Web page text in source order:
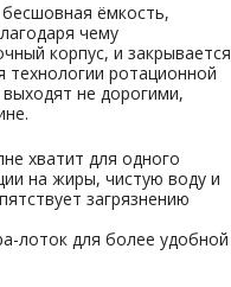
ёмкость,
чему
корпус, и закрывается
технологии ротационной
не дорогими,
хватит для одного
на жиры, чистую воду и
загрязнению
лоток для более удобной